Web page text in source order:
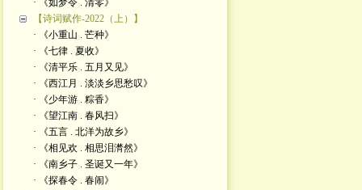
· 《如梦令 . 清零》
【诗词赋作-2022（上）】
· 《小重山 . 芒种》
· 《七律 . 夏收》
· 《清平乐 . 五月又见》
· 《西江月 . 淡淡乡思愁叹》
· 《少年游 . 粽香》
· 《望江南 . 春风扫》
· 《五言 . 北洋为故乡》
· 《相见欢 . 相思泪潸然》
· 《南乡子 . 圣诞又一年》
· 《探春令 . 春闹》